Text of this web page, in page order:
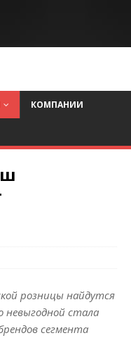
КОМПАНИИ
розницы найдутся
невыгодной стала
сегмента